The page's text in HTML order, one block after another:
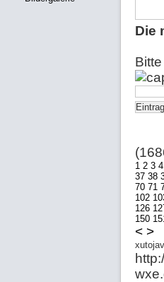
Die
1 2 3 4
37 38
70 71
102
126
150
< >